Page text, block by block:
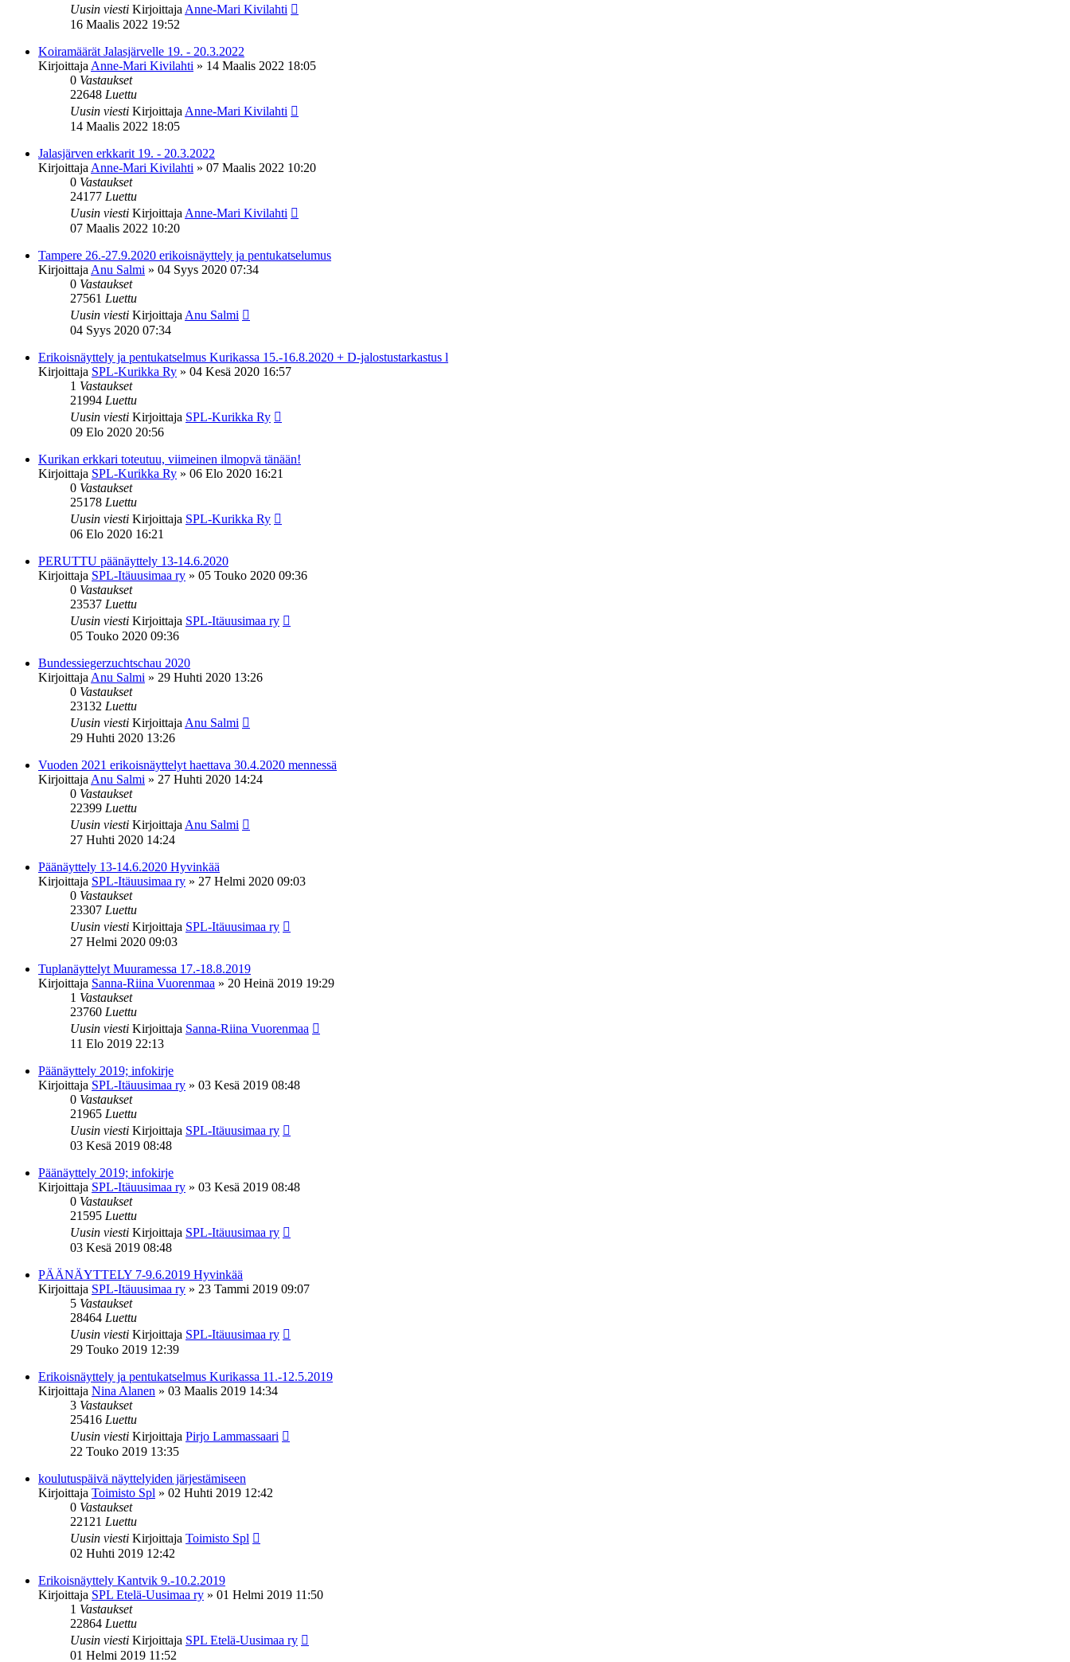
Uusin viesti Kirjoittaja Anne-Mari Kivilahti
16 Maalis 2022 19:52
Koiramäärät Jalasjärvelle 19. - 20.3.2022
Kirjoittaja Anne-Mari Kivilahti » 14 Maalis 2022 18:05
0 Vastaukset
22648 Luettu
Uusin viesti Kirjoittaja Anne-Mari Kivilahti
14 Maalis 2022 18:05
Jalasjärven erkkarit 19. - 20.3.2022
Kirjoittaja Anne-Mari Kivilahti » 07 Maalis 2022 10:20
0 Vastaukset
24177 Luettu
Uusin viesti Kirjoittaja Anne-Mari Kivilahti
07 Maalis 2022 10:20
Tampere 26.-27.9.2020 erikoisnäyttely ja pentukatselumus
Kirjoittaja Anu Salmi » 04 Syys 2020 07:34
0 Vastaukset
27561 Luettu
Uusin viesti Kirjoittaja Anu Salmi
04 Syys 2020 07:34
Erikoisnäyttely ja pentukatselmus Kurikassa 15.-16.8.2020 + D-jalostustarkastus l
Kirjoittaja SPL-Kurikka Ry » 04 Kesä 2020 16:57
1 Vastaukset
21994 Luettu
Uusin viesti Kirjoittaja SPL-Kurikka Ry
09 Elo 2020 20:56
Kurikan erkkari toteutuu, viimeinen ilmopvä tänään!
Kirjoittaja SPL-Kurikka Ry » 06 Elo 2020 16:21
0 Vastaukset
25178 Luettu
Uusin viesti Kirjoittaja SPL-Kurikka Ry
06 Elo 2020 16:21
PERUTTU päänäyttely 13-14.6.2020
Kirjoittaja SPL-Itäuusimaa ry » 05 Touko 2020 09:36
0 Vastaukset
23537 Luettu
Uusin viesti Kirjoittaja SPL-Itäuusimaa ry
05 Touko 2020 09:36
Bundessiegerzuchtschau 2020
Kirjoittaja Anu Salmi » 29 Huhti 2020 13:26
0 Vastaukset
23132 Luettu
Uusin viesti Kirjoittaja Anu Salmi
29 Huhti 2020 13:26
Vuoden 2021 erikoisnäyttelyt haettava 30.4.2020 mennessä
Kirjoittaja Anu Salmi » 27 Huhti 2020 14:24
0 Vastaukset
22399 Luettu
Uusin viesti Kirjoittaja Anu Salmi
27 Huhti 2020 14:24
Päänäyttely 13-14.6.2020 Hyvinkää
Kirjoittaja SPL-Itäuusimaa ry » 27 Helmi 2020 09:03
0 Vastaukset
23307 Luettu
Uusin viesti Kirjoittaja SPL-Itäuusimaa ry
27 Helmi 2020 09:03
Tuplanäyttelyt Muuramessa 17.-18.8.2019
Kirjoittaja Sanna-Riina Vuorenmaa » 20 Heinä 2019 19:29
1 Vastaukset
23760 Luettu
Uusin viesti Kirjoittaja Sanna-Riina Vuorenmaa
11 Elo 2019 22:13
Päänäyttely 2019; infokirje
Kirjoittaja SPL-Itäuusimaa ry » 03 Kesä 2019 08:48
0 Vastaukset
21965 Luettu
Uusin viesti Kirjoittaja SPL-Itäuusimaa ry
03 Kesä 2019 08:48
Päänäyttely 2019; infokirje
Kirjoittaja SPL-Itäuusimaa ry » 03 Kesä 2019 08:48
0 Vastaukset
21595 Luettu
Uusin viesti Kirjoittaja SPL-Itäuusimaa ry
03 Kesä 2019 08:48
PÄÄNÄYTTELY 7-9.6.2019 Hyvinkää
Kirjoittaja SPL-Itäuusimaa ry » 23 Tammi 2019 09:07
5 Vastaukset
28464 Luettu
Uusin viesti Kirjoittaja SPL-Itäuusimaa ry
29 Touko 2019 12:39
Erikoisnäyttely ja pentukatselmus Kurikassa 11.-12.5.2019
Kirjoittaja Nina Alanen » 03 Maalis 2019 14:34
3 Vastaukset
25416 Luettu
Uusin viesti Kirjoittaja Pirjo Lammassaari
22 Touko 2019 13:35
koulutuspäivä näyttelyiden järjestämiseen
Kirjoittaja Toimisto Spl » 02 Huhti 2019 12:42
0 Vastaukset
22121 Luettu
Uusin viesti Kirjoittaja Toimisto Spl
02 Huhti 2019 12:42
Erikoisnäyttely Kantvik 9.-10.2.2019
Kirjoittaja SPL Etelä-Uusimaa ry » 01 Helmi 2019 11:50
1 Vastaukset
22864 Luettu
Uusin viesti Kirjoittaja SPL Etelä-Uusimaa ry
01 Helmi 2019 11:52